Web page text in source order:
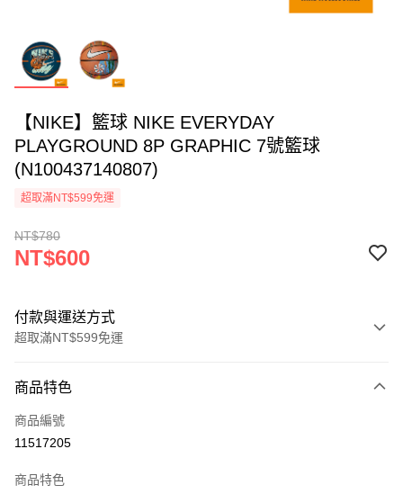
【NIKE】籃球 NIKE EVERYDAY
PLAYGROUND 8P GRAPHIC 7號籃球
(N100437140807)
超取滿NT$599免運
NT$780
NT$600
付款與運送方式
超取滿NT$599免運
信用卡一次付款
超商取貨付款
商品特色
商品編號
11517205
商品特色